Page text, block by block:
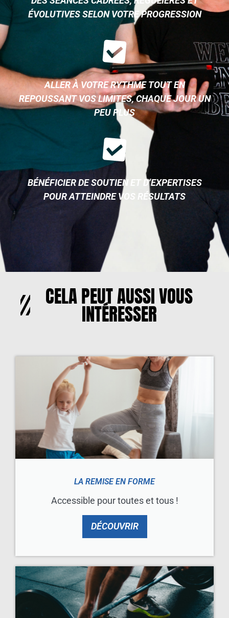
ÉVOLUTIVES SELON VOTRE PROGRESSION
ALLER À VOTRE RYTHME TOUT EN
REPOUSSANT VOS LIMITES, CHAQUE JOUR UN
PEU PLUS
BÉNÉFICIER DE SOUTIEN ET D’EXPERTISES
POUR ATTEINDRE VOS RÉSULTATS
CELA PEUT AUSSI VOUS
INTÉRESSER
LA REMISE EN FORME
Accessible pour toutes et tous !
DÉCOUVRIR